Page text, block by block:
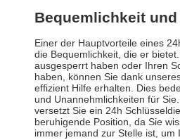
Bequemlichkeit
Einer der Hauptvorteile eines
die Bequemlichkeit, die er
ausgesperrt haben oder Ihren
haben, können Sie dank
effizient Hilfe erhalten. Dies
und Unannehmlichkeiten für
versetzt Sie ein 24h
beruhigende Position, da Sie
immer jemand zur Stelle ist, um